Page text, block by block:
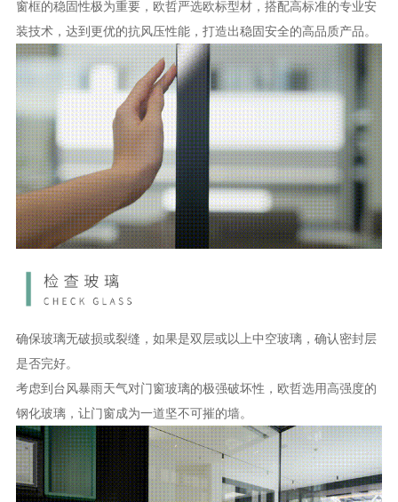
窗框的稳固性极为重要，欧哲严选欧标型材，搭配高标准的专业安
装技术，达到更优的抗风压性能，打造出稳固安全的高品质产品。
确保玻璃无破损或裂缝，如果是双层或以上中空玻璃，确认密封层
是否完好。
考虑到台风暴雨天气对门窗玻璃的极强破坏性，欧哲选用高强度的
钢化玻璃，让门窗成为一道坚不可摧的墙。